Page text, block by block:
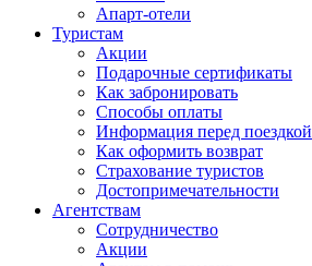
Апарт-отели
Туристам
Акции
Подарочные сертификаты
Как забронировать
Способы оплаты
Информация перед поездкой
Как оформить возврат
Страхование туристов
Достопримечательности
Агентствам
Сотрудничество
Акции